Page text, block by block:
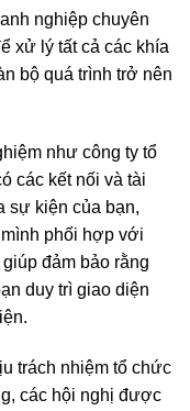
nghiệp chuyên
xử lý tất cả các khía
bộ quá trình trở nên
như công ty tổ
các kết nối và tài
sự kiện của bạn,
phối hợp với
đảm bảo rằng
duy trì giao diện
trách nhiệm tổ chức
các hội nghị được